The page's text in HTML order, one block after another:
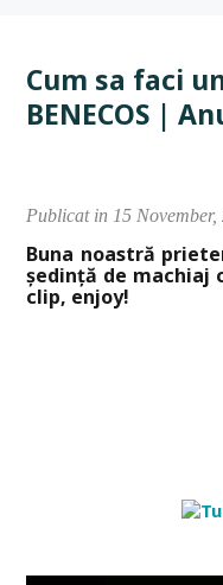
Cum sa faci
BENECOS |
Publicat in 15 November,
Buna noastră
ședință de machiaj
clip, enjoy!